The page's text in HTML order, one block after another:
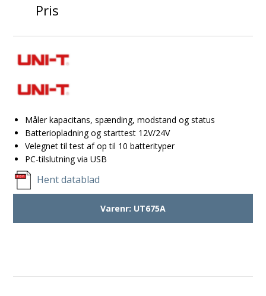
Pris
Måler kapacitans, spænding, modstand og status
Batteriopladning og starttest 12V/24V
Velegnet til test af op til 10 batterityper
PC-tilslutning via USB
Hent datablad
Varenr: UT675A